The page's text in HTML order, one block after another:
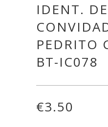
IDENT. DE
PEDRITO
BT-IC078
€3.50